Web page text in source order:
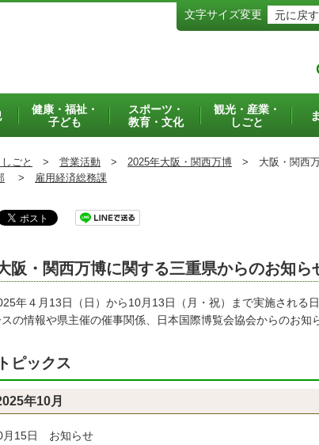
文字サイズ変更 元に戻す
健康・福祉・
子ども
スポーツ・
教育・文化
観光・産業・
しごと
ごと > 営業活動 > 2025年大阪・関西万博 > 大阪・関西
> 雇用経済総務課
阪・関西万博に関する三重県からのお知ら
年４月13日（日）から10月13日（月・祝）まで実施される
の情報や県主催の催事関係、日本国際博覧会協会からのお知
トピックス
年10月
月15日 お知らせ